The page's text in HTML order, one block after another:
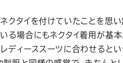
クタイを付けていたことを思
る場合にもネクタイ着用が基本
ディーススーツに合わせるとい